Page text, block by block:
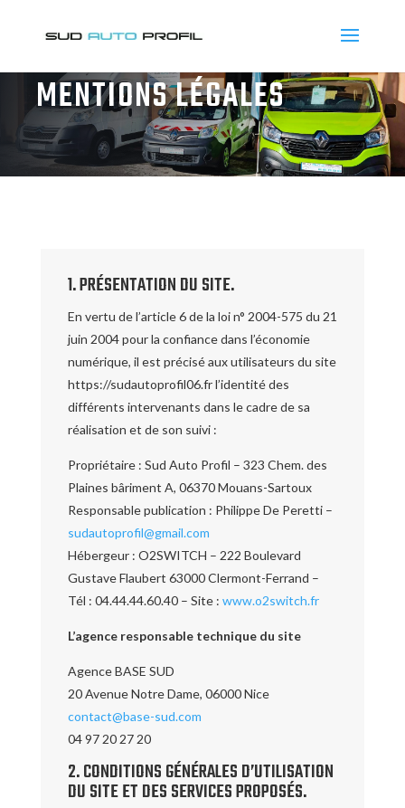
MENTIONS LÉGALES
1. PRÉSENTATION DU SITE.
En vertu de l’article 6 de la loi n° 2004-575 du 21
juin 2004 pour la confiance dans l’économie
numérique, il est précisé aux utilisateurs du site
https://sudautoprofil06.fr l’identité des
différents intervenants dans le cadre de sa
réalisation et de son suivi :
Propriétaire : Sud Auto Profil – 323 Chem. des
Plaines bâriment A, 06370 Mouans-Sartoux
Responsable publication : Philippe De Peretti –
sudautoprofil@gmail.com
Hébergeur : O2SWITCH – 222 Boulevard
Gustave Flaubert 63000 Clermont-Ferrand –
Tél : 04.44.44.60.40 – Site : www.o2switch.fr
L’agence responsable technique du site
Agence BASE SUD
20 Avenue Notre Dame, 06000 Nice
contact@base-sud.com
04 97 20 27 20
2. CONDITIONS GÉNÉRALES D’UTILISATION
DU SITE ET DES SERVICES PROPOSÉS.